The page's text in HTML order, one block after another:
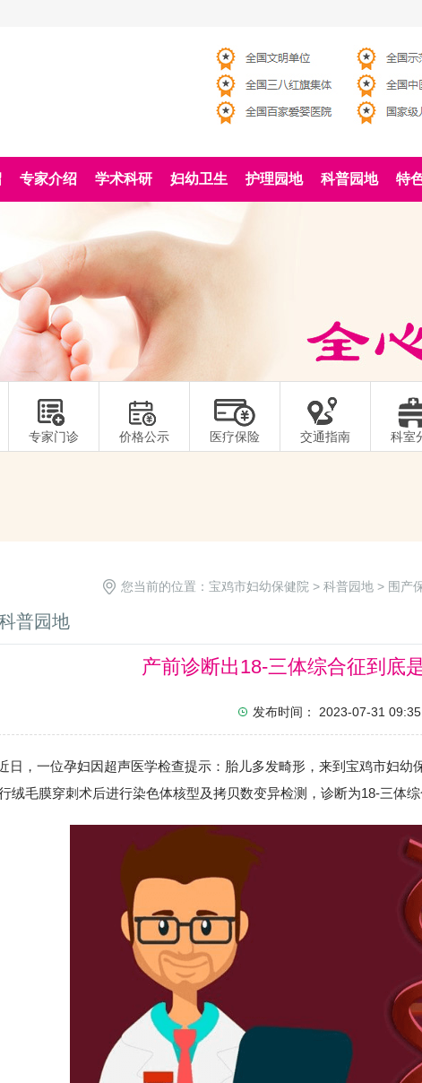
专家介绍 学术科研 妇幼卫生 护理园地 科普园地 特
专家门诊 价格公示 医疗保险 交通指南 科室
您当前的位置： 宝鸡市妇幼保健院 > 科普园地 > 围产
普园地
产前诊断出18-三体综合征到底
发布时间： 2023-07-31
，一位孕妇因超声医学检查提示：胎儿多发畸形，来到宝鸡市妇幼
绒毛膜穿刺术后进行染色体核型及拷贝数变异检测，诊断为18-三体